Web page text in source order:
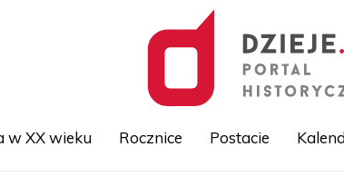
w XX wieku Rocznice Postacie